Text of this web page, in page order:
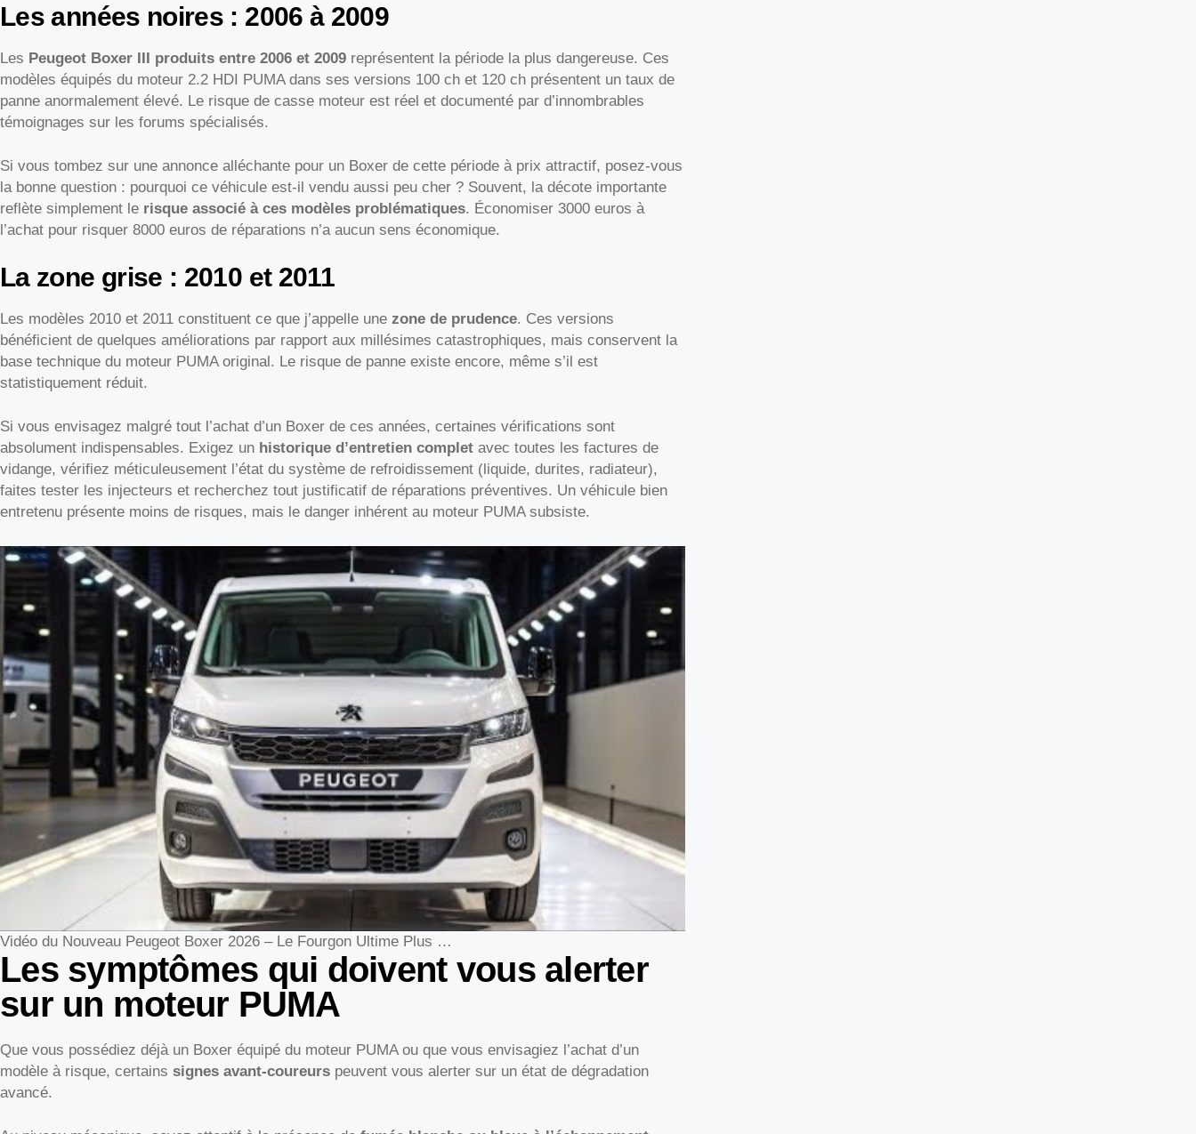
Les années noires : 2006 à 2009
Les Peugeot Boxer III produits entre 2006 et 2009 représentent la période la plus dangereuse. Ces
modèles équipés du moteur 2.2 HDI PUMA dans ses versions 100 ch et 120 ch présentent un taux de
panne anormalement élevé. Le risque de casse moteur est réel et documenté par d’innombrables
témoignages sur les forums spécialisés.
Si vous tombez sur une annonce alléchante pour un Boxer de cette période à prix attractif, posez-vous
la bonne question : pourquoi ce véhicule est-il vendu aussi peu cher ? Souvent, la décote importante
reflète simplement le risque associé à ces modèles problématiques. Économiser 3000 euros à
l’achat pour risquer 8000 euros de réparations n’a aucun sens économique.
La zone grise : 2010 et 2011
Les modèles 2010 et 2011 constituent ce que j’appelle une zone de prudence. Ces versions
bénéficient de quelques améliorations par rapport aux millésimes catastrophiques, mais conservent la
base technique du moteur PUMA original. Le risque de panne existe encore, même s’il est
statistiquement réduit.
Si vous envisagez malgré tout l’achat d’un Boxer de ces années, certaines vérifications sont
absolument indispensables. Exigez un historique d’entretien complet avec toutes les factures de
vidange, vérifiez méticuleusement l’état du système de refroidissement (liquide, durites, radiateur),
faites tester les injecteurs et recherchez tout justificatif de réparations préventives. Un véhicule bien
entretenu présente moins de risques, mais le danger inhérent au moteur PUMA subsiste.
Vidéo du Nouveau Peugeot Boxer 2026 – Le Fourgon Ultime Plus …
Les symptômes qui doivent vous alerter
sur un moteur PUMA
Que vous possédiez déjà un Boxer équipé du moteur PUMA ou que vous envisagiez l’achat d’un
modèle à risque, certains signes avant-coureurs peuvent vous alerter sur un état de dégradation
avancé.